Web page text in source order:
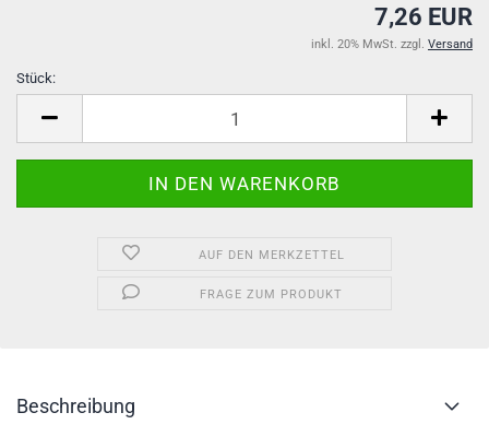
7,26 EUR
inkl. 20% MwSt. zzgl. Versand
Stück:
AUF DEN MERKZETTEL
FRAGE ZUM PRODUKT
Beschreibung